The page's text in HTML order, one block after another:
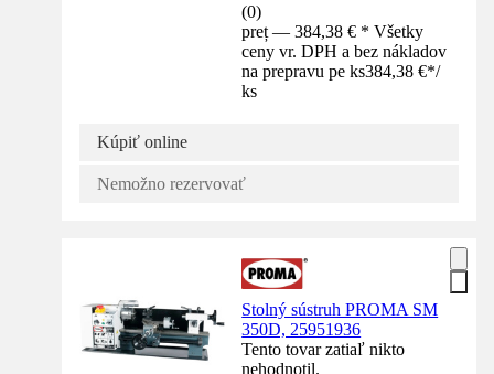
(0)
preț — 384,38 € * Všetky
ceny vr. DPH a bez nákladov
na prepravu pe ks384,38 €*/
ks
Kúpiť online
Nemožno rezervovať
Stolný sústruh PROMA SM
350D, 25951936
Tento tovar zatiaľ nikto
nehodnotil.